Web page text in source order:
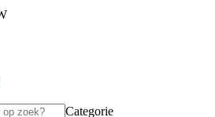
Categorie